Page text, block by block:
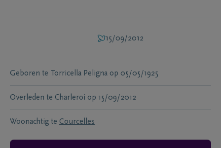
15/09/2012
Geboren te Torricella Peligna op 05/05/1925
Overleden te Charleroi op 15/09/2012
Woonachtig te Courcelles